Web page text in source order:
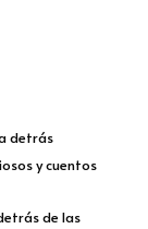
detrás
y cuentos
de las